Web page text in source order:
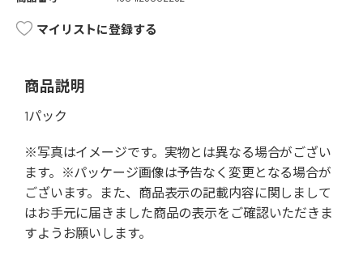
マイリストに登録する
商品説明
1パック
※写真はイメージです。実物とは異なる場合がござい
ます。※パッケージ画像は予告なく変更となる場合が
ございます。また、商品表示の記載内容に関しまして
はお手元に届きました商品の表示をご確認いただきま
すようお願いします。